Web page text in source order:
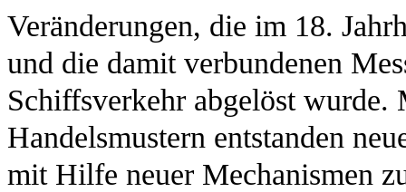
Veränderungen, die im 18.
und die damit verbundenen
Schiffsverkehr abgelöst wurde.
Handelsmustern entstanden
mit Hilfe neuer Mechanismen